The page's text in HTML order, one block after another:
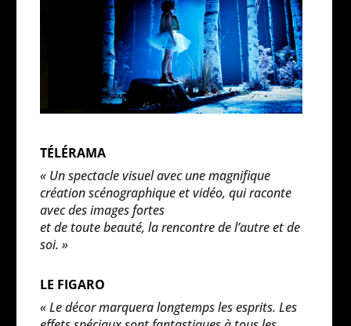
TÉLÉRAMA
« Un spectacle visuel avec une magnifique
création scénographique et vidéo, qui raconte
avec des images fortes
et de toute beauté, la rencontre de l’autre et de
soi. »
LE FIGARO
« Le décor marquera longtemps les esprits. Les